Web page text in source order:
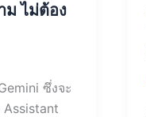
ม ไม่ต้อง
ซึ่งจะ